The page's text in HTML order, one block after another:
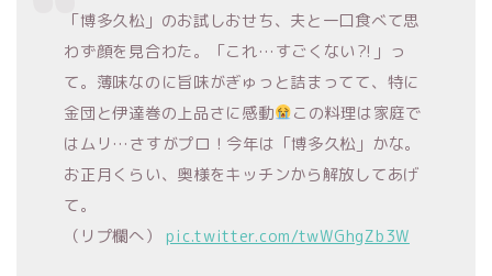
「博多久松」のお試しおせち、夫と一口食べて思
わず顔を見合わた。「これ…すごくない⁈」っ
て。薄味なのに旨味がぎゅっと詰まってて、特に
金団と伊達巻の上品さに感動
この料理は家庭で
はムリ…さすがプロ！今年は「博多久松」かな。
お正月くらい、奥様をキッチンから解放してあげ
て。
（リプ欄へ）pic.twitter.com/twWGhgZb3W